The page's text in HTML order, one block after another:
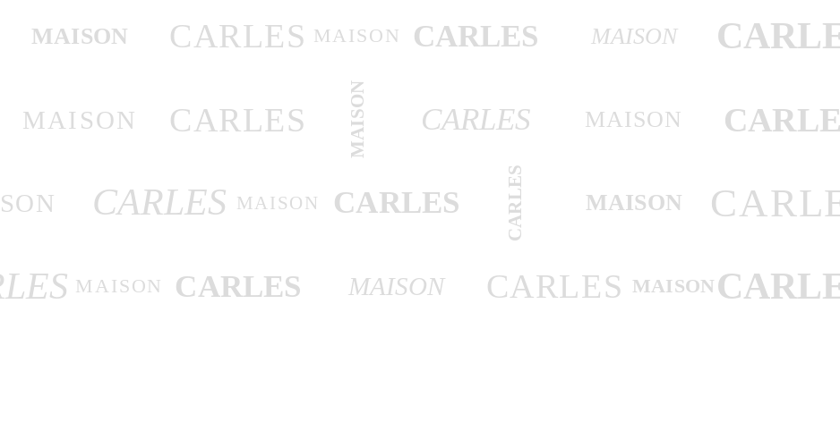
MAISON CARLES MAISON CARLES MAISON
MAISON CARLES MAISON CARLES MAISON
CARLES MAISON CARLES CARLES MAISON
MAISON CARLES MAISON CARLES MAISON